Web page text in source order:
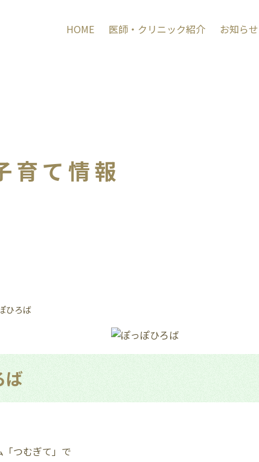
HOME 医師・クリニック紹介 お知らせ
育て情報
ひろば
ば
つむぎて」で